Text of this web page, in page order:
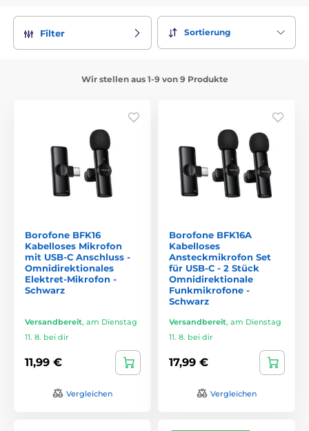
Filter Sortierung
Wir stellen aus 1-9 von 9 Produkte
Borofone BFK16
Kabelloses Mikrofon
mit USB-C Anschluss -
Omnidirektionales
Elektret-Mikrofon -
Schwarz
Versandbereit, am Dienstag
11. 8. bei dir
11,99 €
Vergleichen
Borofone BFK16A
Kabelloses
Ansteckmikrofon Set
für USB-C - 2 Stück
Omnidirektionale
Funkmikrofone -
Schwarz
Versandbereit, am Dienstag
11. 8. bei dir
17,99 €
Vergleichen